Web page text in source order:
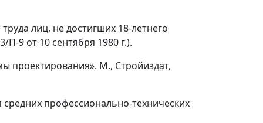
лиц, не достигших 18-летнего
9 от 10 сентября 1980 г.).
проектирования». М., Стройиздат,
профессионально-технических